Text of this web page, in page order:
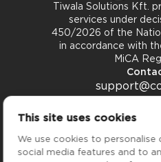
Tiwala Solutions Kft.
services under
450/2026 of the
in accordance with
MiCA
Services
Preise
This site uses cookies
We use cookies to
social media features and to